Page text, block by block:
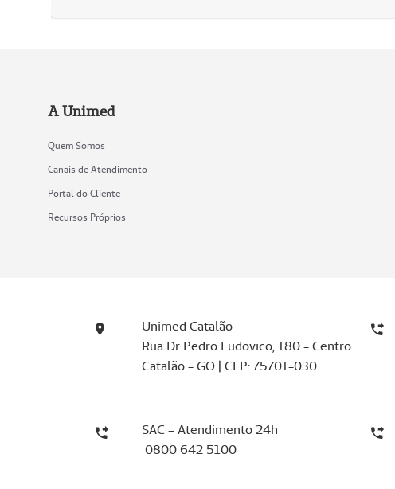
A Unimed
Quem Somos
Canais de Atendimento
Portal do Cliente
Recursos Próprios
Unimed Catalão
Rua Dr Pedro Ludovico, 180 - Centro
Catalão - GO | CEP: 75701-030
SAC – Atendimento 24h
0800 642 5100